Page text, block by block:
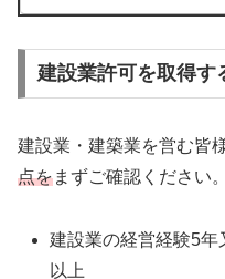
建設業許可を取得す
建設業・建築業を営む皆
点をまずご確認ください。
建設業の経営経験5年
以上